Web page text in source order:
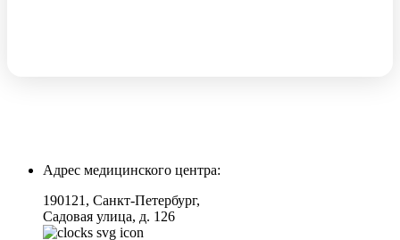
Адрес медицинского центра:
190121, Санкт-Петербург,
Садовая улица, д. 126